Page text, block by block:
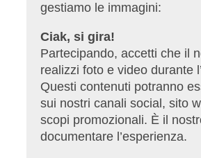
gestiamo le immagini:
Ciak, si gira!
Partecipando, accetti che il
realizzi foto e video durante
Questi contenuti potranno
sui nostri canali social, sito
scopi promozionali. È il
documentare l’esperienza.